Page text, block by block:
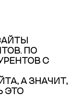
ПО
С
А ЗНАЧИТ,
ЭТО